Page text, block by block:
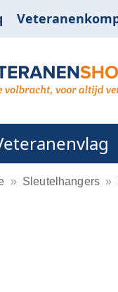
» Sleutelhangers »